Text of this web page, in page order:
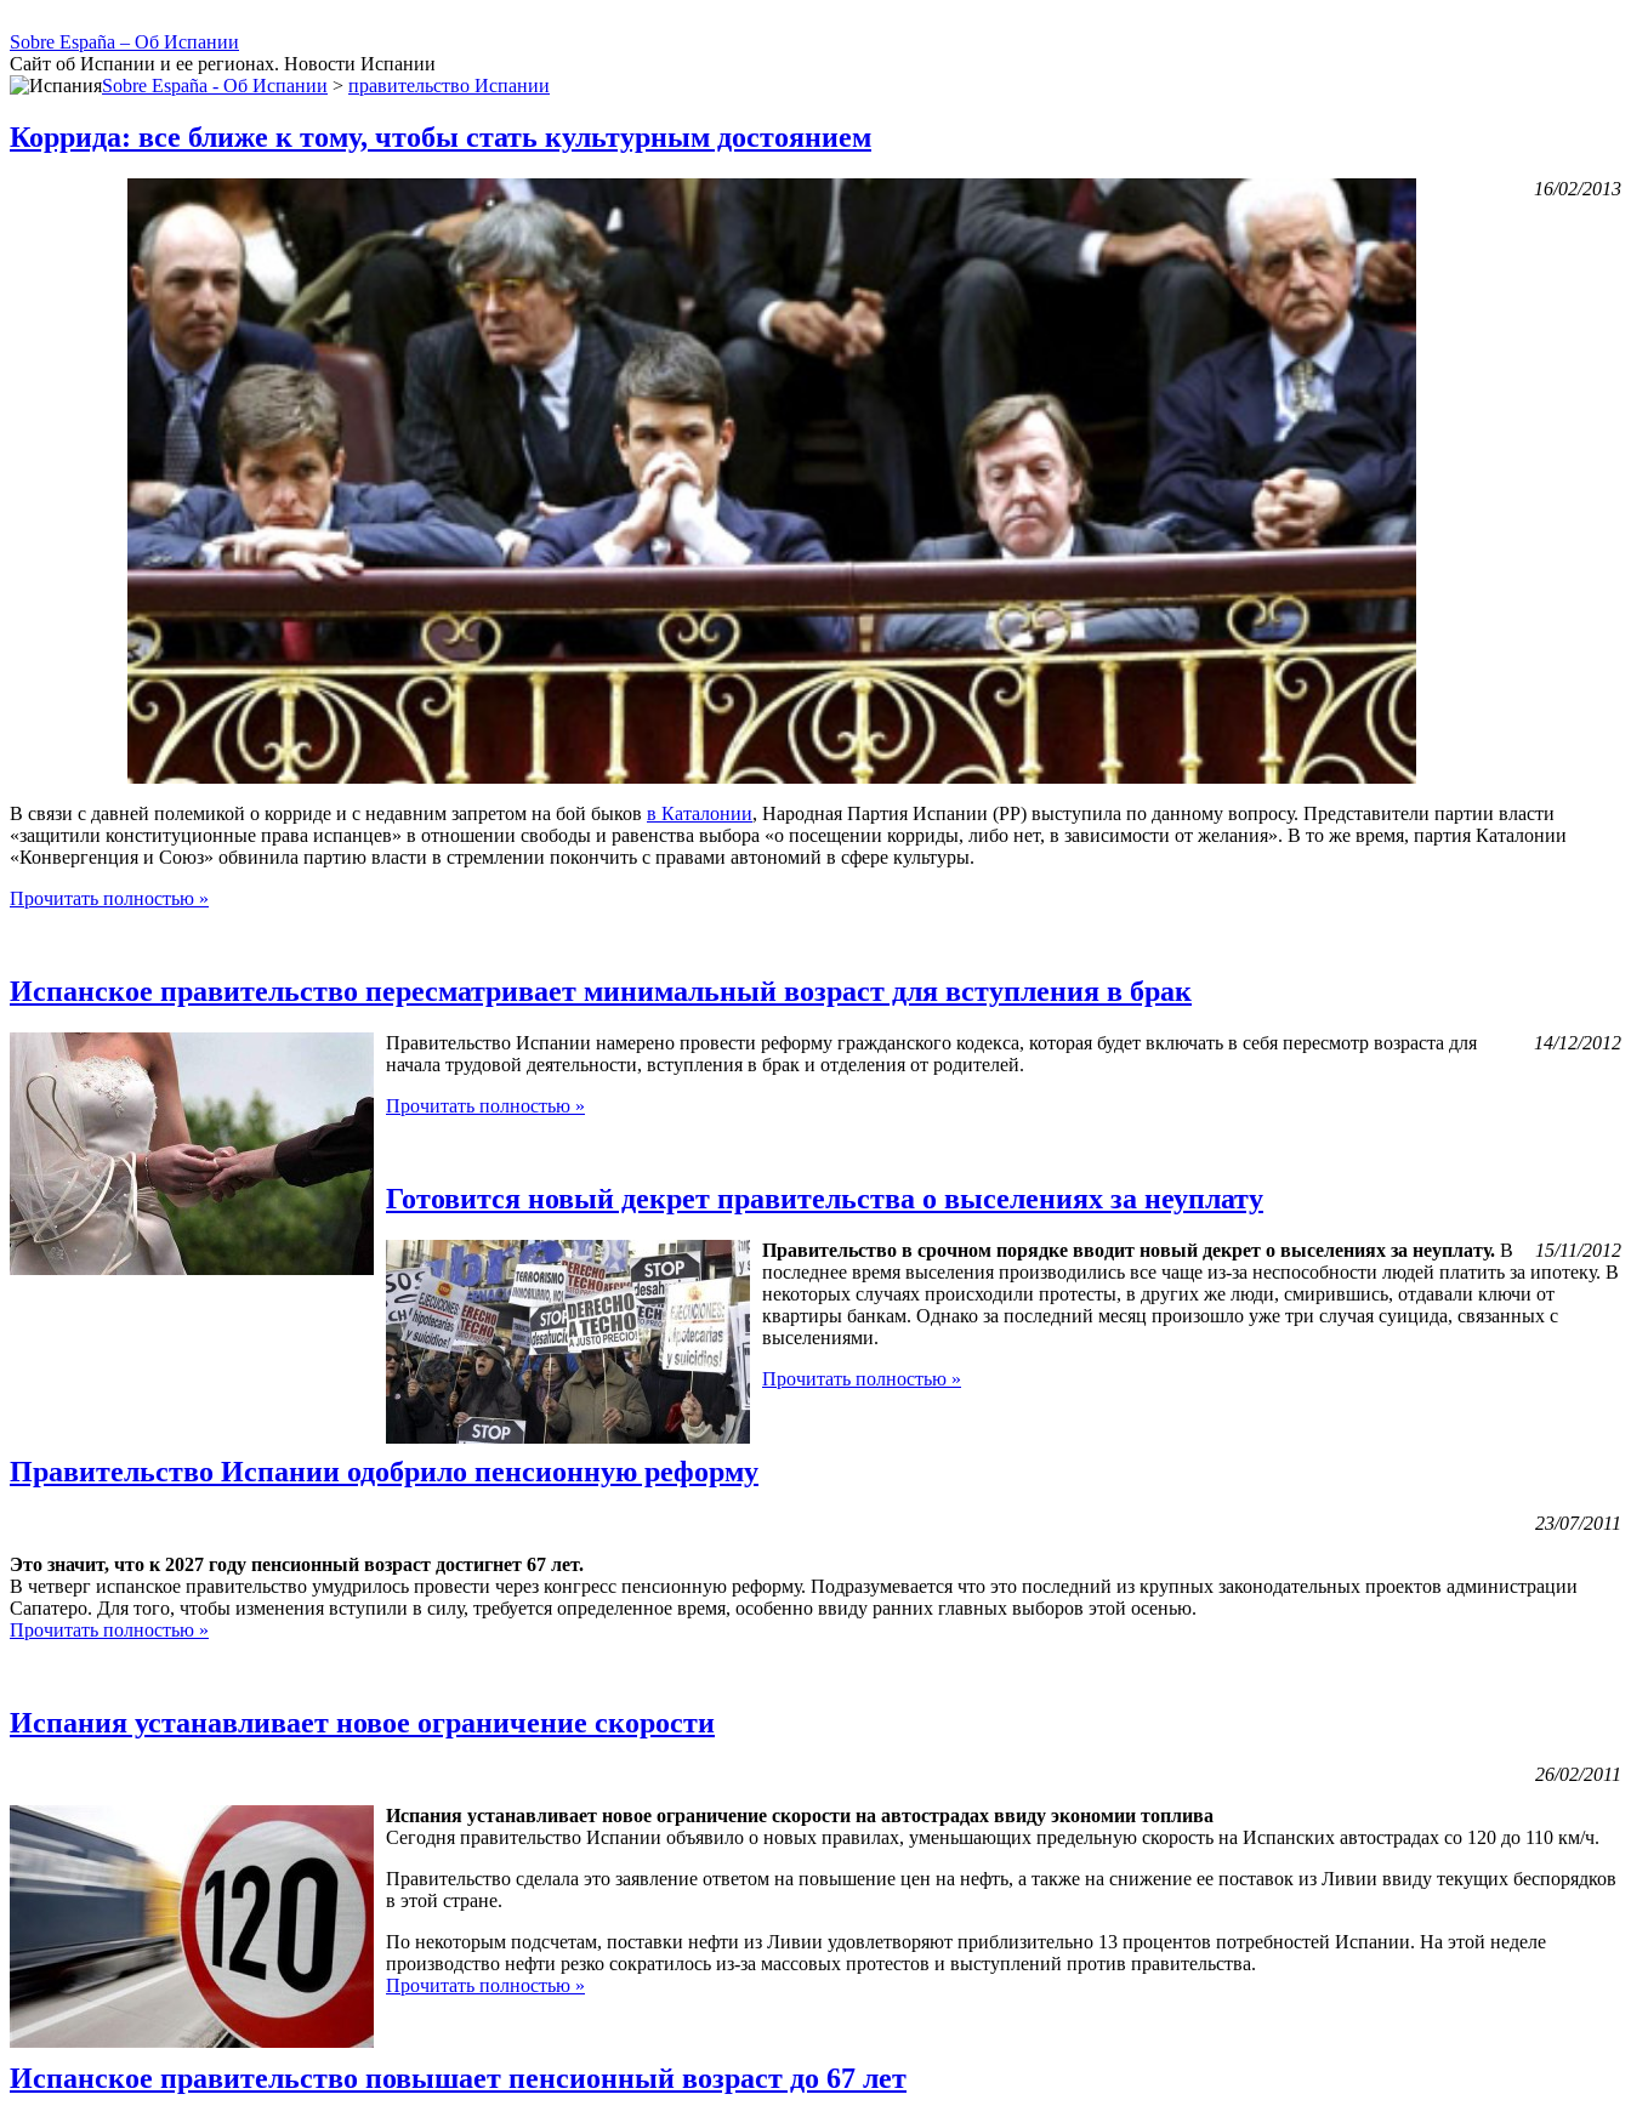
Sobre España – Об Испании
Сайт об Испании и ее регионах. Новости Испании
Sobre España - Об Испании > правительство Испании
Коррида: все ближе к тому, чтобы стать культурным достоянием
16/02/2013
В связи с давней полемикой о корриде и с недавним запретом на бой быков в Каталонии, Народная Партия Испании (PP) выступила по данному вопросу. Представители партии власти
«защитили конституционные права испанцев» в отношении свободы и равенства выбора «о посещении корриды, либо нет, в зависимости от желания». В то же время, партия Каталонии
«Конвергенция и Союз» обвинила партию власти в стремлении покончить с правами автономий в сфере культуры.
Прочитать полностью »
Испанское правительство пересматривает минимальный возраст для вступления в брак
14/12/2012
Правительство Испании намерено провести реформу гражданского кодекса, которая будет включать в себя пересмотр возраста для
начала трудовой деятельности, вступления в брак и отделения от родителей.
Прочитать полностью »
Готовится новый декрет правительства о выселениях за неуплату
15/11/2012
Правительство в срочном порядке вводит новый декрет о выселениях за неуплату. В
последнее время выселения производились все чаще из-за неспособности людей платить за ипотеку. В
некоторых случаях происходили протесты, в других же люди, смирившись, отдавали ключи от
квартиры банкам. Однако за последний месяц произошло уже три случая суицида, связанных с
выселениями.
Прочитать полностью »
Правительство Испании одобрило пенсионную реформу
23/07/2011
Это значит, что к 2027 году пенсионный возраст достигнет 67 лет.
В четверг испанское правительство умудрилось провести через конгресс пенсионную реформу. Подразумевается что это последний из крупных законодательных проектов администрации
Сапатеро. Для того, чтобы изменения вступили в силу, требуется определенное время, особенно ввиду ранних главных выборов этой осенью.
Прочитать полностью »
Испания устанавливает новое ограничение скорости
26/02/2011
Испания устанавливает новое ограничение скорости на автострадах ввиду экономии топлива
Сегодня правительство Испании объявило о новых правилах, уменьшающих предельную скорость на Испанских автострадах со 120 до 110 км/ч.
Правительство сделала это заявление ответом на повышение цен на нефть, а также на снижение ее поставок из Ливии ввиду текущих беспорядков
в этой стране.
По некоторым подсчетам, поставки нефти из Ливии удовлетворяют приблизительно 13 процентов потребностей Испании. На этой неделе
производство нефти резко сократилось из-за массовых протестов и выступлений против правительства.
Прочитать полностью »
Испанское правительство повышает пенсионный возраст до 67 лет